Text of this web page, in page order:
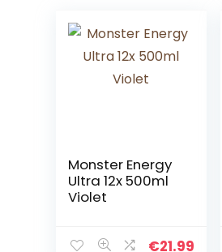
Monster Energy
Ultra 12x 500ml
Violet
€21.99